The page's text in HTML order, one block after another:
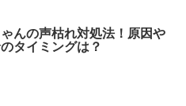
んの声枯れ対処法！原因や
タイミングは？